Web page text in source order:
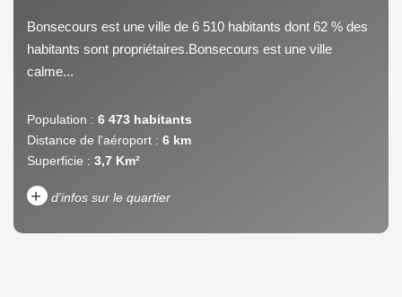
Bonsecours est une ville de 6 510 habitants dont 62 % des
habitants sont propriétaires.Bonsecours est une ville
calme...
Population : 6 473 habitants
Distance de l'aéroport : 6 km
Superficie : 3,7 Km²
+ d'infos sur le quartier